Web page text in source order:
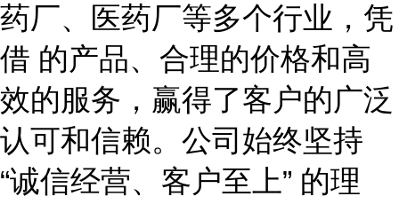
药厂、医药厂等多个行业，凭
借 的产品、合理的价格和高
效的服务，赢得了客户的广泛
认可和信赖。公司始终坚持
“诚信经营、客户至上” 的理